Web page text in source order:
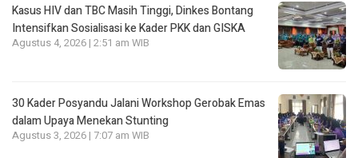
Kasus HIV dan TBC Masih Tinggi, Dinkes Bontang
Intensifkan Sosialisasi ke Kader PKK dan GISKA
Agustus 4, 2026 | 2:51 am WIB
30 Kader Posyandu Jalani Workshop Gerobak Emas
dalam Upaya Menekan Stunting
Agustus 3, 2026 | 7:07 am WIB